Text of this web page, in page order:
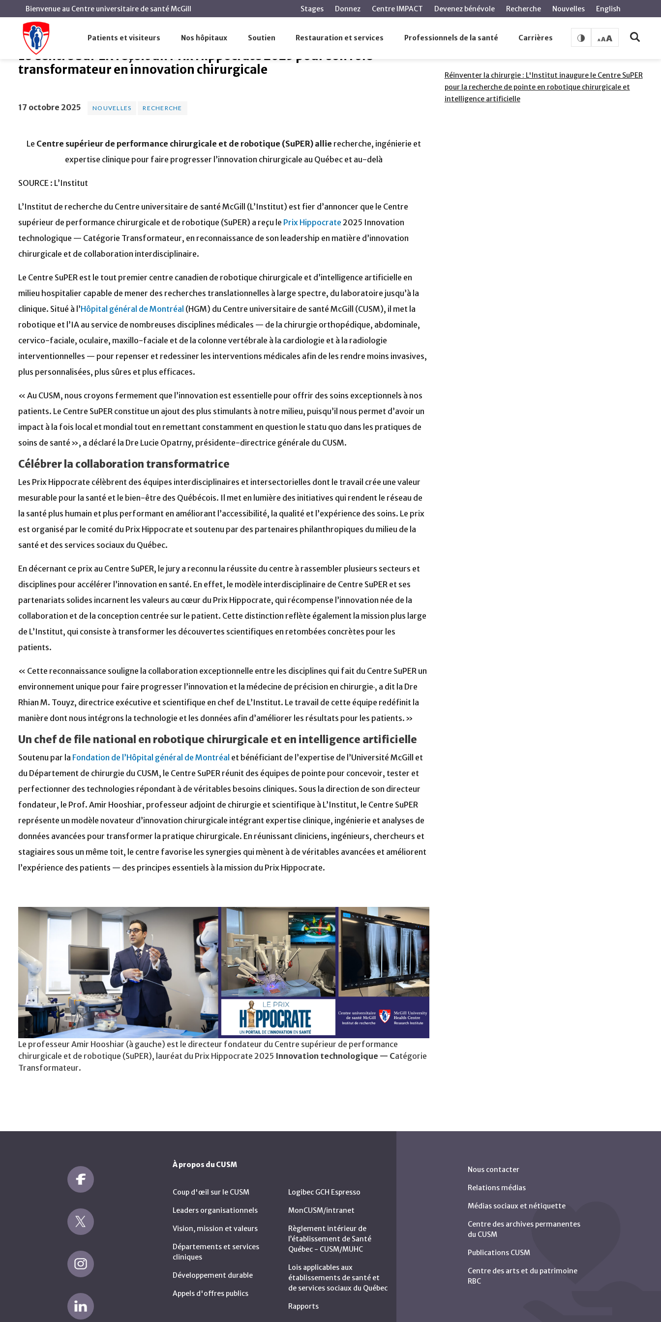
principal
Patients et visiteurs Nos hôpitaux Soutien Restauration et services Professionnels de la santé Carrières
Stages Donnez Centre IMPACT Devenez bénévole Recherche Nouvelles English
Bienvenue au Centre universitaire de santé McGill
Accueil
Actualités
Le Centre SuPER reçoit un Prix Hippocrate 2025 pour son rôle
transformateur en innovation chirurgicale
17 octobre 2025 NOUVELLES RECHERCHE
Le Centre supérieur de performance chirurgicale et de robotique (SuPER) allie recherche, ingénierie et
expertise clinique pour faire progresser l’innovation chirurgicale au Québec et au-delà
SOURCE : L’Institut
L’Institut de recherche du Centre universitaire de santé McGill (L’Institut) est fier d’annoncer que le Centre
supérieur de performance chirurgicale et de robotique (SuPER) a reçu le Prix Hippocrate 2025 Innovation
technologique — Catégorie Transformateur, en reconnaissance de son leadership en matière d’innovation
chirurgicale et de collaboration interdisciplinaire.
Le Centre SuPER est le tout premier centre canadien de robotique chirurgicale et d’intelligence artificielle en
milieu hospitalier capable de mener des recherches translationnelles à large spectre, du laboratoire jusqu’à la
clinique. Situé à l’Hôpital général de Montréal (HGM) du Centre universitaire de santé McGill (CUSM), il met la
robotique et l’IA au service de nombreuses disciplines médicales — de la chirurgie orthopédique, abdominale,
cervico-faciale, oculaire, maxillo-faciale et de la colonne vertébrale à la cardiologie et à la radiologie
interventionnelles — pour repenser et redessiner les interventions médicales afin de les rendre moins invasives,
plus personnalisées, plus sûres et plus efficaces.
« Au CUSM, nous croyons fermement que l’innovation est essentielle pour offrir des soins exceptionnels à nos
patients. Le Centre SuPER constitue un ajout des plus stimulants à notre milieu, puisqu’il nous permet d’avoir un
impact à la fois local et mondial tout en remettant constamment en question le statu quo dans les pratiques de
soins de santé », a déclaré la Dre Lucie Opatrny, présidente-directrice générale du CUSM.
Célébrer la collaboration transformatrice
Les Prix Hippocrate célèbrent des équipes interdisciplinaires et intersectorielles dont le travail crée une valeur
mesurable pour la santé et le bien-être des Québécois. Il met en lumière des initiatives qui rendent le réseau de
la santé plus humain et plus performant en améliorant l’accessibilité, la qualité et l’expérience des soins. Le prix
est organisé par le comité du Prix Hippocrate et soutenu par des partenaires philanthropiques du milieu de la
santé et des services sociaux du Québec.
En décernant ce prix au Centre SuPER, le jury a reconnu la réussite du centre à rassembler plusieurs secteurs et
disciplines pour accélérer l’innovation en santé. En effet, le modèle interdisciplinaire de Centre SuPER et ses
partenariats solides incarnent les valeurs au cœur du Prix Hippocrate, qui récompense l’innovation née de la
collaboration et de la conception centrée sur le patient. Cette distinction reflète également la mission plus large
de L’Institut, qui consiste à transformer les découvertes scientifiques en retombées concrètes pour les
patients.
« Cette reconnaissance souligne la collaboration exceptionnelle entre les disciplines qui fait du Centre SuPER un
environnement unique pour faire progresser l’innovation et la médecine de précision en chirurgie , a dit la Dre
Rhian M. Touyz, directrice exécutive et scientifique en chef de L’Institut. Le travail de cette équipe redéfinit la
manière dont nous intégrons la technologie et les données afin d’améliorer les résultats pour les patients. »
Un chef de file national en robotique chirurgicale et en intelligence artificielle
Soutenu par la Fondation de l’Hôpital général de Montréal et bénéficiant de l’expertise de l’Université McGill et
du Département de chirurgie du CUSM, le Centre SuPER réunit des équipes de pointe pour concevoir, tester et
perfectionner des technologies répondant à de véritables besoins cliniques. Sous la direction de son directeur
fondateur, le Prof. Amir Hooshiar, professeur adjoint de chirurgie et scientifique à L’Institut, le Centre SuPER
représente un modèle novateur d’innovation chirurgicale intégrant expertise clinique, ingénierie et analyses de
données avancées pour transformer la pratique chirurgicale. En réunissant cliniciens, ingénieurs, chercheurs et
stagiaires sous un même toit, le centre favorise les synergies qui mènent à de véritables avancées et améliorent
l’expérience des patients — des principes essentiels à la mission du Prix Hippocrate.
Le professeur Amir Hooshiar (à gauche) est le directeur fondateur du Centre supérieur de performance
chirurgicale et de robotique (SuPER), lauréat du Prix Hippocrate 2025 Innovation technologique — Catégorie
Transformateur.
Réinventer la chirurgie : L'Institut inaugure le Centre SuPER
pour la recherche de pointe en robotique chirurgicale et
intelligence artificielle
À propos du CUSM
Coup d'œil sur le CUSM
Leaders organisationnels
Vision, mission et valeurs
Départements et services
cliniques
Développement durable
Appels d'offres publics
Logibec GCH Espresso
MonCUSM/intranet
Règlement intérieur de
l’établissement de Santé
Québec - CUSM/MUHC
Lois applicables aux
établissements de santé et
de services sociaux du Québec
Rapports
Nous contacter
Relations médias
Médias sociaux et nétiquette
Centre des archives permanentes
du CUSM
Publications CUSM
Centre des arts et du patrimoine
RBC